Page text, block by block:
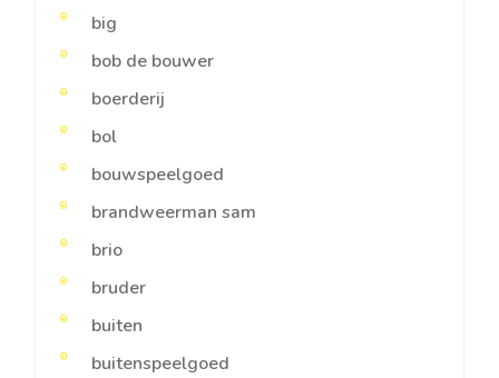
big
bob de bouwer
boerderij
bol
bouwspeelgoed
brandweerman sam
brio
bruder
buiten
buitenspeelgoed